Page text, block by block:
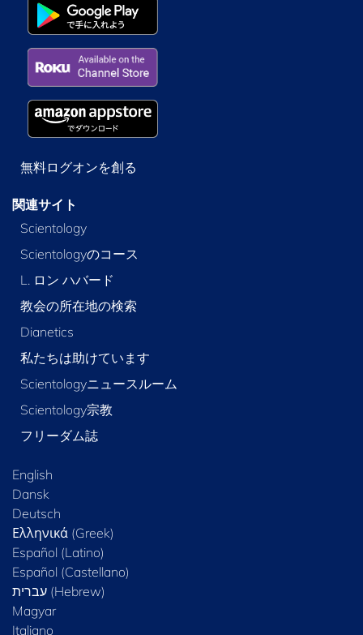
無料ログオンを創る
関連サイト
Scientology
Scientologyのコース
L. ロン ハバード
教会の所在地の検索
Dianetics
私たちは助けています
Scientologyニュースルーム
Scientology宗教
フリーダム誌
English
Dansk
Deutsch
Ελληνικά (Greek)
Español (Latino)
Español (Castellano)
Magyar
Italiano